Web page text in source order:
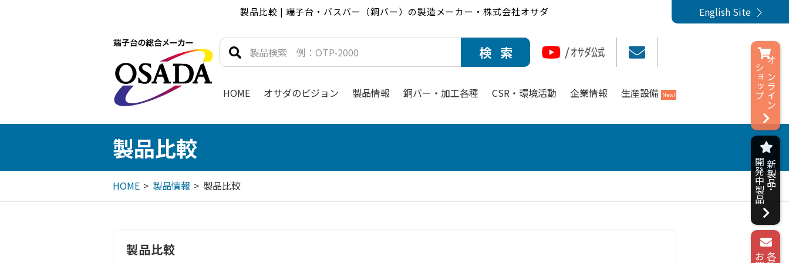
製品比較 | 端子台・バスバー（銅バー）の製造メーカー・株式会社オサダ English Site
HOME オサダのビジョン 製品情報 銅バー・加工各種 CSR・環境活動 企業情報 生産設備 New!
製品比較
HOME 製品情報 製品比較
製品比較
オンライン
ショップ
新製品･
開発中製品